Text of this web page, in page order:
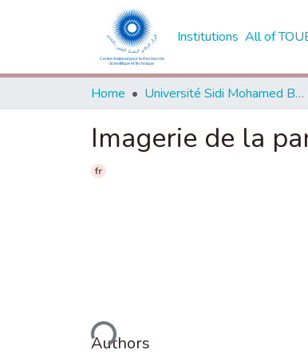
Institutions All of
Home Université Sidi Mohamed Ben Abdellah de Fès
Imagerie de la
fr
Loading...
Authors